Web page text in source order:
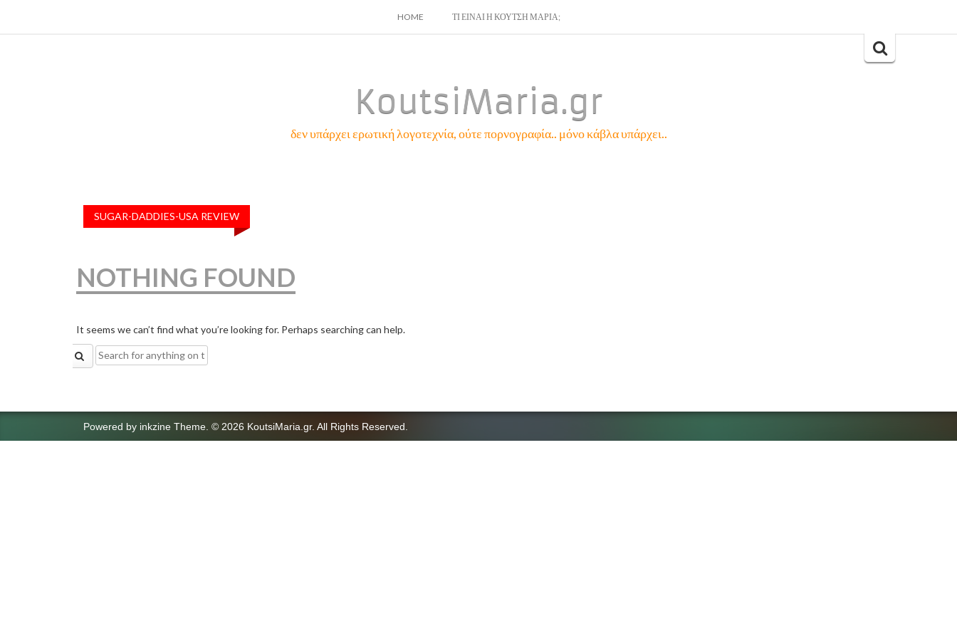
SKIP
HOME ΤΙ ΕΙΝΑΙ Η ΚΟΥΤΣΗ ΜΑΡΙΑ;
Search
KoutsiMaria.gr
δεν υπάρχει ερωτική λογοτεχνία, ούτε πορνογραφία.. μόνο κάβλα υπάρχει..
SUGAR-DADDIES-USA REVIEW
NOTHING FOUND
It seems we can’t find what you’re looking for. Perhaps searching can help.
Search
for:
Powered by inkzine Theme © 2026 KoutsiMaria.gr. All Rights Reserved.